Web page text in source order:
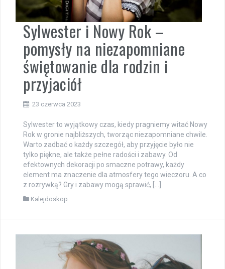
Sylwester i Nowy Rok –
pomysły na niezapomniane
świętowanie dla rodzin i
przyjaciół
23 czerwca 2023
Sylwester to wyjątkowy czas, kiedy pragniemy witać Nowy
Rok w gronie najbliższych, tworząc niezapomniane chwile.
Warto zadbać o każdy szczegół, aby przyjęcie było nie
tylko piękne, ale także pełne radości i zabawy. Od
efektownych dekoracji po smaczne potrawy, każdy
element ma znaczenie dla atmosfery tego wieczoru. A co
z rozrywką? Gry i zabawy mogą sprawić, […]
Kalejdoskop